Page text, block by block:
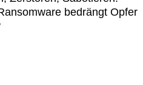
bedrängt Opfer